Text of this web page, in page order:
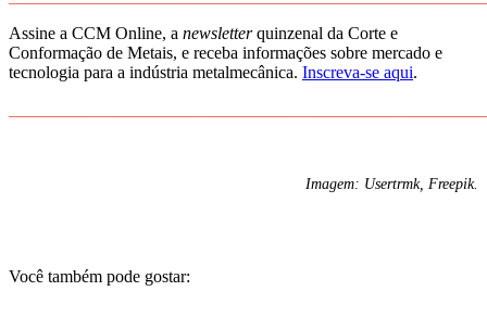
Assine a CCM Online, a newsletterquinzenal da Corte e
Conformação de Metais, e receba informações sobre mercado e
tecnologia para a indústria metalmecânica. Inscreva-se aqui.
Imagem: Usertrmk, Freepik.
Você também pode gostar: